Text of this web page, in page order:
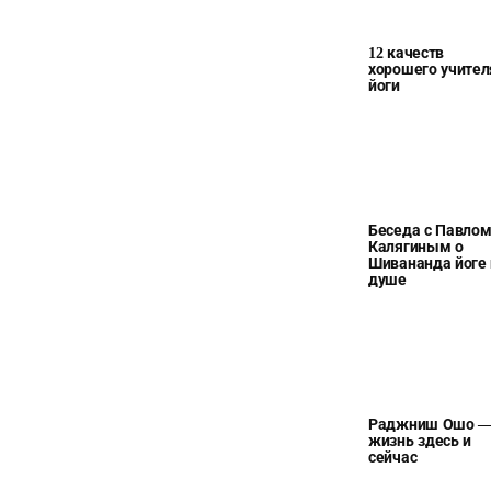
12 качеств
хорошего
йоги
Беседа с Павлом
Калягиным о
Шивананда йоге
душе
Раджниш Ошо
жизнь здесь и
сейчас